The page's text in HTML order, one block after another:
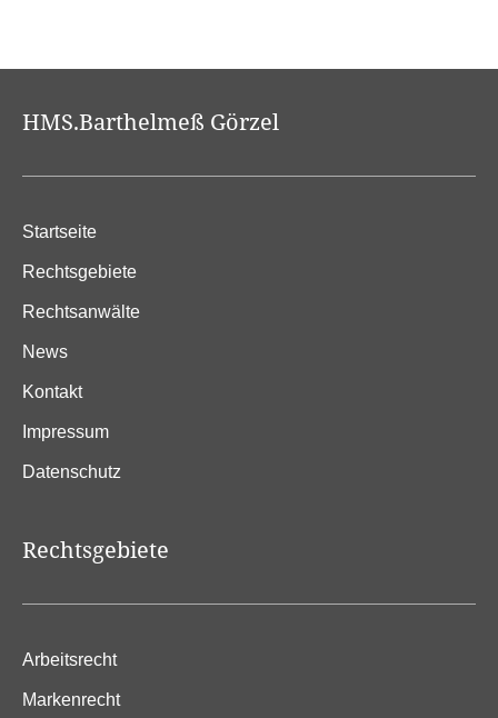
HMS.Barthelmeß Görzel
Startseite
Rechtsgebiete
Rechtsanwälte
News
Kontakt
Impressum
Datenschutz
Rechtsgebiete
Arbeitsrecht
Markenrecht